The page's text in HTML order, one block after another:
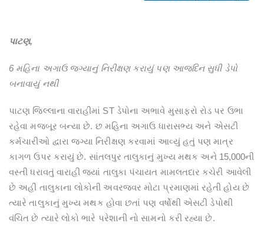
પાટણ,
6 મહિના અગાઉ જગ્યાનું નિરીક્ષણ કરાયું પણ આજદિન સુધી ડેપો
બનાવાયું નથી
પાટણ જિલ્લાના વારાહીમાં ST ડેપોના અભાવે મુસાફરો રોડ પર ઉભા
રહેવા મજબૂર બન્યા છે. છ મહિના અગાઉ ધારાસભ્ય અને એસટી
કર્મચારીઓ દ્વારા જગ્યા નિરીક્ષણ કરવામાં આવ્યું હતું પણ માત્ર
કાગળ ઉપર કરાયું છે. સાંતલપુર તાલુકાનું મુખ્ય મથક અને 15,000ની
વસ્તી ધરાવતું વારાહી જ્યાં તાલુકા પંચાયત મામલતદાર કચેરી આવેલી
છે અહીં તાલુકાના લોકોની અવરજવર મોટા પ્રમાણમાં રહેતી હોય છે
ત્યારે તાલુકાનું મુખ્ય મથક હોવા છતાં પણ વર્ષોથી એસટી ડેપોથી
વંચિત છે ત્યારે લોકો ભારે પરેશાની નો સામનો કરી રહ્યા છે.